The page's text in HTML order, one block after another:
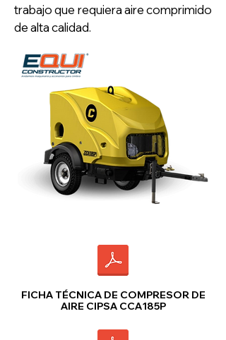
trabajo que requiera aire comprimido
de alta calidad.
FICHA TÉCNICA DE COMPRESOR DE
AIRE CIPSA CCA185P